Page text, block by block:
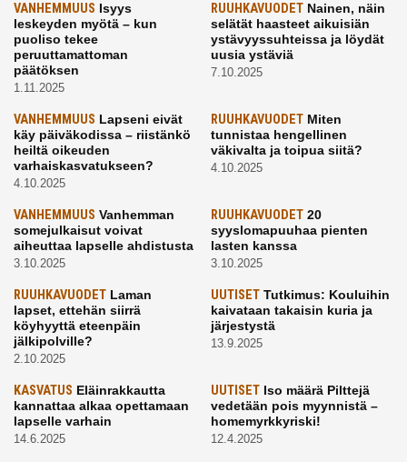
VANHEMMUUS Isyys
leskeyden myötä – kun
puoliso tekee
peruuttamattoman
päätöksen
1.11.2025
RUUHKAVUODETNainen, näin
selätät haasteet aikuisiän
ystävyyssuhteissa ja löydät
uusia ystäviä
7.10.2025
VANHEMMUUS Lapseni eivät
käy päiväkodissa – riistänkö
heiltä oikeuden
varhaiskasvatukseen?
4.10.2025
RUUHKAVUODETMiten
tunnistaa hengellinen
väkivalta ja toipua siitä?
4.10.2025
VANHEMMUUS Vanhemman
somejulkaisut voivat
aiheuttaa lapselle ahdistusta
3.10.2025
RUUHKAVUODET20
syyslomapuuhaa pienten
lasten kanssa
3.10.2025
RUUHKAVUODET Laman
lapset, ettehän siirrä
köyhyyttä eteenpäin
jälkipolville?
2.10.2025
UUTISETTutkimus: Kouluihin
kaivataan takaisin kuria ja
järjestystä
13.9.2025
KASVATUS Eläinrakkautta
kannattaa alkaa opettamaan
lapselle varhain
14.6.2025
UUTISETIso määrä Pilttejä
vedetään pois myynnistä –
homemyrkkyriski!
12.4.2025